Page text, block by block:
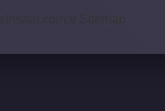
Sitemap